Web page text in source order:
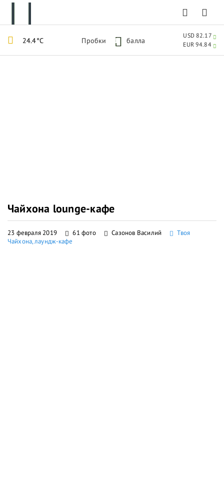
Чайхона lounge-кафе
23 февраля 2019 61 фото Сазонов Василий
Твоя
Чайхона, лаундж-кафе
24.4°C Пробки 1 балла
USD 82.17
EUR 94.84